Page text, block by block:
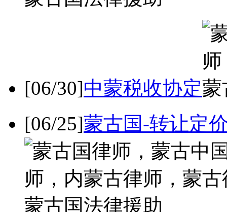
[06/30]中蒙税收协定
[06/25]蒙古国-转让定